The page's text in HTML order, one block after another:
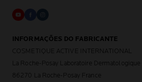
INFORMAÇÕES DO FABRICANTE
COSMETIQUE ACTIVE INTERNATIONAL
La Roche-Posay Laboratoire Dermatologique
86270 La Roche-Posay France